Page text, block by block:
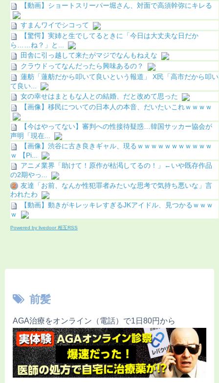
【動画】ショートスリーパー堀さん、対面で高須幹弥にキレる
すまんワイでシコって
【驚愕】実姉と生でしてるときに「今日は大丈夫な日だか
ら……ね？」と...
田舎に引っ越して来たがマジでなんもねえな
クラウドってなんだったら興味あるの？
蓮舫「蓮舫だから叩いて良いという報道」 X民「高市だから叩い
て良い...
女の幸せはまともな人との結婚、だと改めて思った
【画像】移民についての日本人の本音、だいたいこれｗｗｗｗ
【今はやってない】審判への性接待疑惑…韓国サッカー協会が
声明「現在...
【画像】渋谷に古き良きギャル、現るｗｗｗｗｗｗｗｗｗｗｗ
ｗ 【Pi...
アニメ業界「助けて！原作が枯渇してるの！」←いや既存作品
の2期やっ...
友達「お前、なんか性犯罪者みたいな思考で気持ち悪いな」言
われたわ
【動画】動きがキレッキレすぎるJKアイドル、見つかるｗｗｗ
ｗ
Powered by livedoor 相互RSS
前髪
AGA治療をオンライン（電話）で1日80円から